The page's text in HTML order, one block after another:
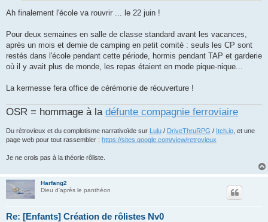
Ah finalement l'école va rouvrir ... le 22 juin !
Pour deux semaines en salle de classe standard avant les vacances,
après un mois et demie de camping en petit comité : seuls les CP sont
restés dans l'école pendant cette période, hormis pendant TAP et garderie
où il y avait plus de monde, les repas étaient en mode pique-nique...
La kermesse fera office de cérémonie de réouverture !
OSR = hommage à la défunte compagnie ferroviaire
Du rétrovieux et du complotisme narrativoïde sur Lulu / DriveThruRPG / Itch.io , et une
page web pour tout rassembler : https://sites.google.com/view/retrovieux
Je ne crois pas à la théorie rôliste.
Harfang2
Dieu d'après le panthéon
Re: [Enfants] Création de rôlistes Nv0